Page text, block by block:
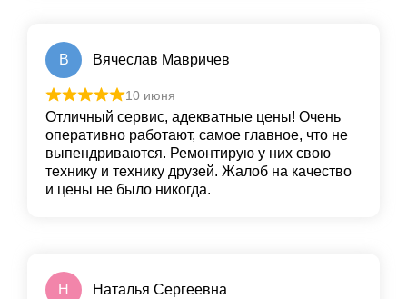
В Вячеслав Мавричев
10 июня
Отличный сервис, адекватные цены! Очень
оперативно работают, самое главное, что не
выпендриваются. Ремонтирую у них свою
технику и технику друзей. Жалоб на качество
и цены не было никогда.
Н Наталья Сергеевна